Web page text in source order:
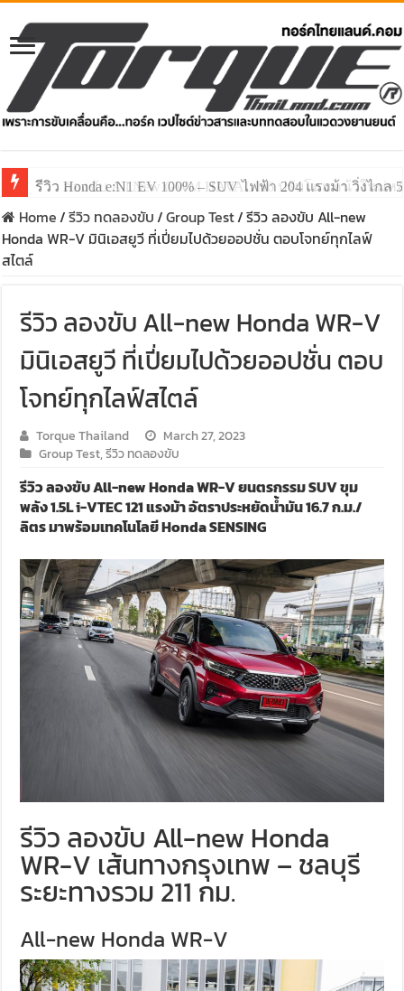
รีวิว ลองขับ All New GWM HAVAL H6 ปรับโฉมหน้าใหม่
Home/รีวิว ทดลองขับ/Group Test/รีวิว ลองขับ All-new
Honda WR-V มินิเอสยูวี ที่เปี่ยมไปด้วยออปชั่น ตอบโจทย์ทุกไลฟ์
สไตล์
รีวิว ลองขับ All-new Honda WR-V
มินิเอสยูวี ที่เปี่ยมไปด้วยออปชั่น ตอบ
โจทย์ทุกไลฟ์สไตล์
Torque Thailand
March 27, 2023
Group Test,รีวิว ทดลองขับ
รีวิว ลองขับ All-new Honda WR-V ยนตรกรรม SUV ขุม
พลัง 1.5L i-VTEC 121 แรงม้า อัตราประหยัดน้ำมัน 16.7 ก.ม./
ลิตร มาพร้อมเทคโนโลยี Honda SENSING
รีวิว ลองขับ All-new Honda
WR-V เส้นทางกรุงเทพ – ชลบุรี
ระยะทางรวม 211 กม.
All-new Honda WR-V